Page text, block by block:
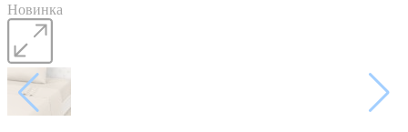
Новинка